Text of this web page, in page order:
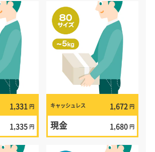
1,331 円
1,335 円
キャッシュレス 1,672 円
現金 1,680 円